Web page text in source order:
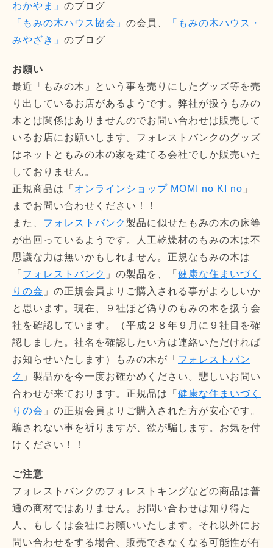
わかやま」 のブログ
「もみの木ハウス協会」 の会員、
「もみの木ハウス・
みやざき」 のブログ
お願い
最近「もみの木」という事を売りにしたグッズ等を売
り出しているお店があるようです。弊社が扱うもみの
木とは関係はありませんのでお問い合わせは販売して
いるお店にお願いします。フォレストバンクのグッズ
はネットともみの木の家を建てる会社でしか販売いた
しておりません。
正規商品は「 オンラインショップ MOMI no KI no 」
までお問い合わせください！！
また、 フォレストバンク製品に似せたもみの木の床等
が出回っているようです。人工乾燥材のもみの木は不
思議な力は無いかもしれません。正規なもみの木は
「 フォレストバンク 」の製品を、「 健康な住まいづく
りの会 」の正規会員よりご購入される事がよろしいか
と思います。現在、９社ほど偽りのもみの木を扱う会
社を確認しています。（平成２８年９月に９社目を確
認しました。社名を確認したい方は連絡いただければ
お知らせいたします）もみの木が「 フォレストバン
ク 」製品かを今一度お確かめください。悲しいお問い
合わせが来ております。正規品は「 健康な住まいづく
りの会 」の正規会員よりご購入された方が安心です。
騙されない事を祈りますが、欲が騙します。お気を付
けください！！
ご注意
フォレストバンクのフォレストキングなどの商品は普
通の商材ではありません。お問い合わせは知り得た
人、もしくは会社にお願いいたします。それ以外にお
問い合わせをする場合、販売できなくなる可能性が有